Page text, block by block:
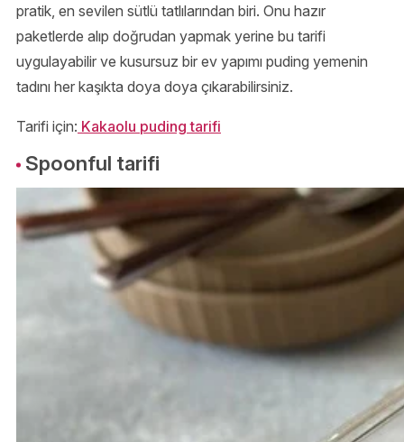
pratik, en sevilen sütlü tatlılarından biri. Onu hazır
paketlerde alıp doğrudan yapmak yerine bu tarifi
uygulayabilir ve kusursuz bir ev yapımı puding yemenin
tadını her kaşıkta doya doya çıkarabilirsiniz.
Tarifi için: Kakaolu puding tarifi
Spoonful tarifi